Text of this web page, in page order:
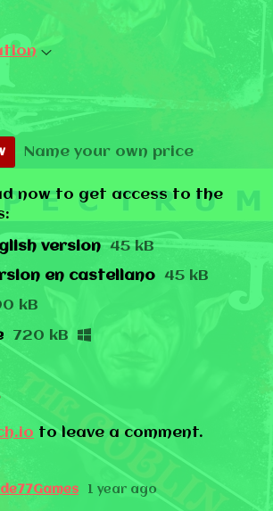
Name your own price
now to get access to the
version 45 kB
en castellano 45 kB
kB
720 kB
to leave a comment.
1 year ago